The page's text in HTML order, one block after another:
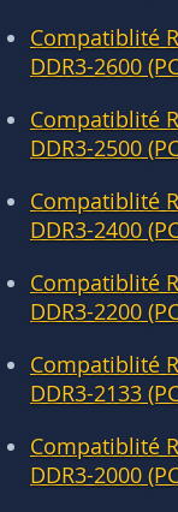
Compatiblité
DDR3-2600
Compatiblité
DDR3-2500
Compatiblité
DDR3-2400
Compatiblité
DDR3-2200
Compatiblité
DDR3-2133
Compatiblité
DDR3-2000